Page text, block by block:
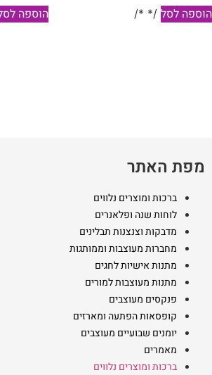
לסל /* */ הוספה לסל
מפת האתר
ברכות ומוצרים נלווים
לוחות שנה ופלאנרים
מדבקות וצנצנות תבלינים
מחברות מעוצבות וממותגות
מתנות אישיות לחגים
מתנות מעוצבות למורים
פנקסים מעוצבים
קופסאות הפתעה ומארזים
יומנים שבועיים מעוצבים
מאמרים
ברכות ומוצרים נלווים